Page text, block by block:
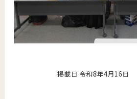
掲載日 令和8年4月16日